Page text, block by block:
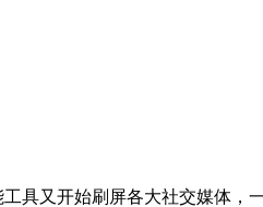
具又开始刷屏各大社交媒体，